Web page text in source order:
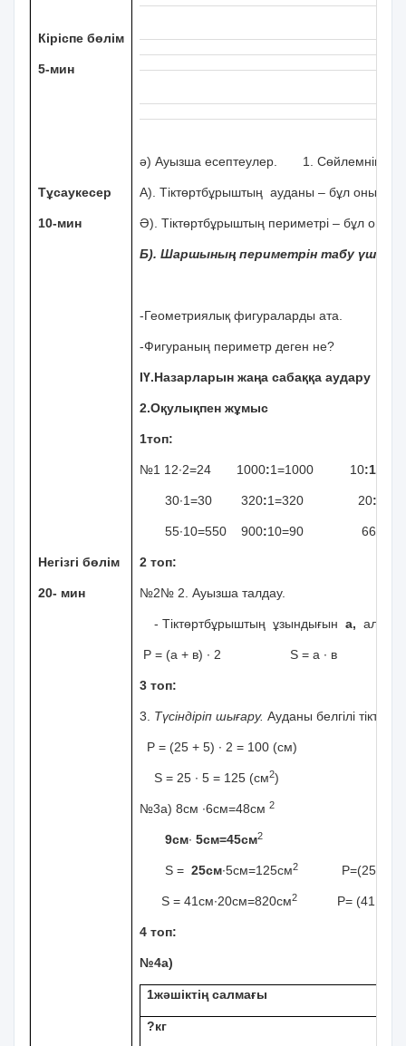
Кіріспе бөлім
5-мин
Тұсаукесер
10-мин
Негізгі бөлім
20- мин
ә) Ауызша есептеулер. 1. Сөйлемнің
А). Тіктөртбұрыштың ауданы – бұл оның
Ә). Тіктөртбұрыштың периметрі – бұл оның
Б). Шаршының периметрін табу үшін
-Геометриялық фигураларды ата.
-Фигураның периметр деген не?
ІҮ.Назарларын жаңа сабаққа аудару
2.Оқулықпен жұмыс
1топ:
№1 12∙2=24 1000:1=1000 10:1=10
30∙1=30 320:1=320 20:10=2
55∙10=550 900:10=90 660
2 топ:
№2№ 2. Ауызша талдау.
- Тіктөртбұрыштың ұзындығын а, ал
Р = (а + в) ∙ 2 S = а ∙ в
3 топ:
3. Түсіндіріп шығару. Ауданы белгілі
Р = (25 + 5) ∙ 2 = 100 (см)
S = 25 ∙ 5 = 125 (см2)
№3а) 8см ∙6см=48см 2
9см∙ 5см=45см2
S = 25см∙5см=125см2 Р=(25∙5)
S = 41см∙20см=820см2 Р= (41∙20)
4 топ:
№4а)
1жәшіктің салмағы
?кг